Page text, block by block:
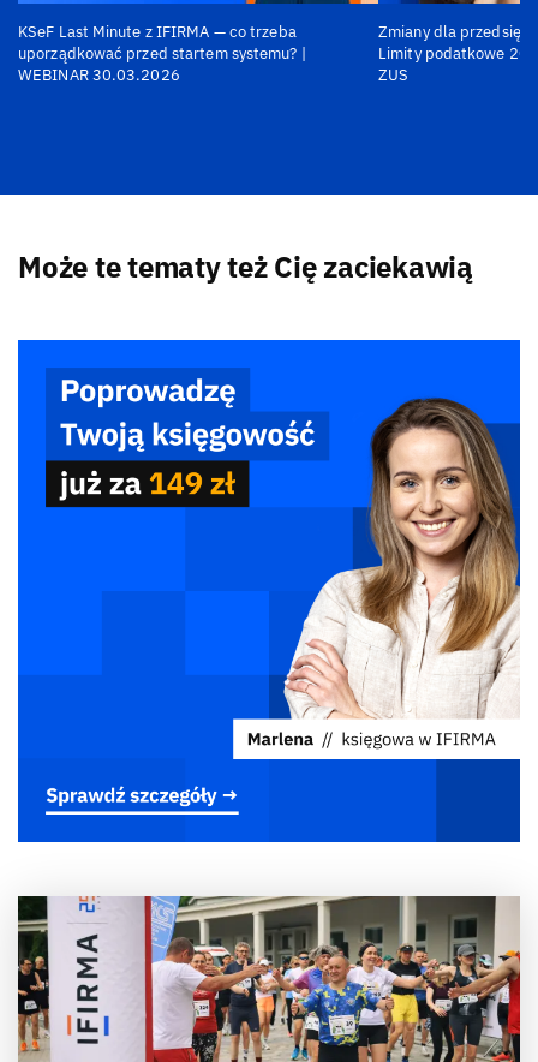
KSeF Last Minute z IFIRMA — co trzeba
uporządkować przed startem systemu? |
WEBINAR 30.03.2026
Zmiany dla
Limity podatkowe
ZUS
Może te tematy też Cię zaciekawią